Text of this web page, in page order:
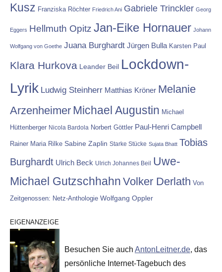
Kusz Franziska Röchter Friedrich Ani Gabriele Trinckler Georg
Eggers Hellmuth Opitz Jan-Eike Hornauer Johann
Wolfgang von Goethe Juana Burghardt Jürgen Bulla Karsten Paul
Klara Hurkova Leander Beil Lockdown-
Lyrik Ludwig Steinherr Matthias Kröner Melanie
Arzenheimer Michael Augustin Michael
Hüttenberger Nicola Bardola Norbert Göttler Paul-Henri Campbell
Rainer Maria Rilke Sabine Zaplin Starke Stücke Sujata Bhatt Tobias
Burghardt Ulrich Beck Ulrich Johannes Beil Uwe-
Michael Gutzschhahn Volker Derlath Von
Zeitgenossen: Netz-Anthologie Wolfgang Oppler
EIGENANZEIGE
Besuchen Sie auch AntonLeitner.de, das
persönliche Internet-Tagebuch des